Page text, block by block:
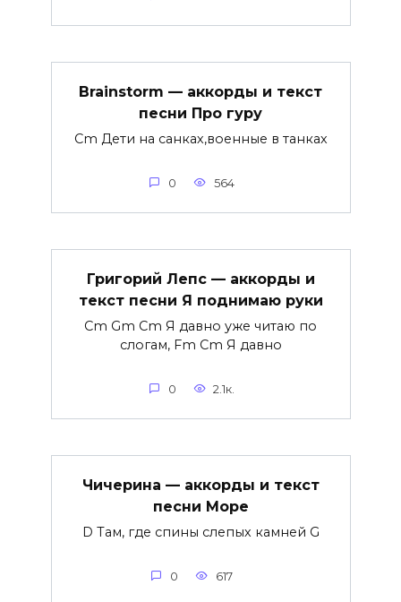
Brainstorm — аккорды и текст
песни Про гуру
Cm Дети на санках,военные в танках
0 564
Григорий Лепс — аккорды и
текст песни Я поднимаю руки
Cm Gm Cm Я давно уже читаю по
слогам, Fm Cm Я давно
0 2.1к.
Чичерина — аккорды и текст
песни Море
D Там, где спины слепых камней G
0 617